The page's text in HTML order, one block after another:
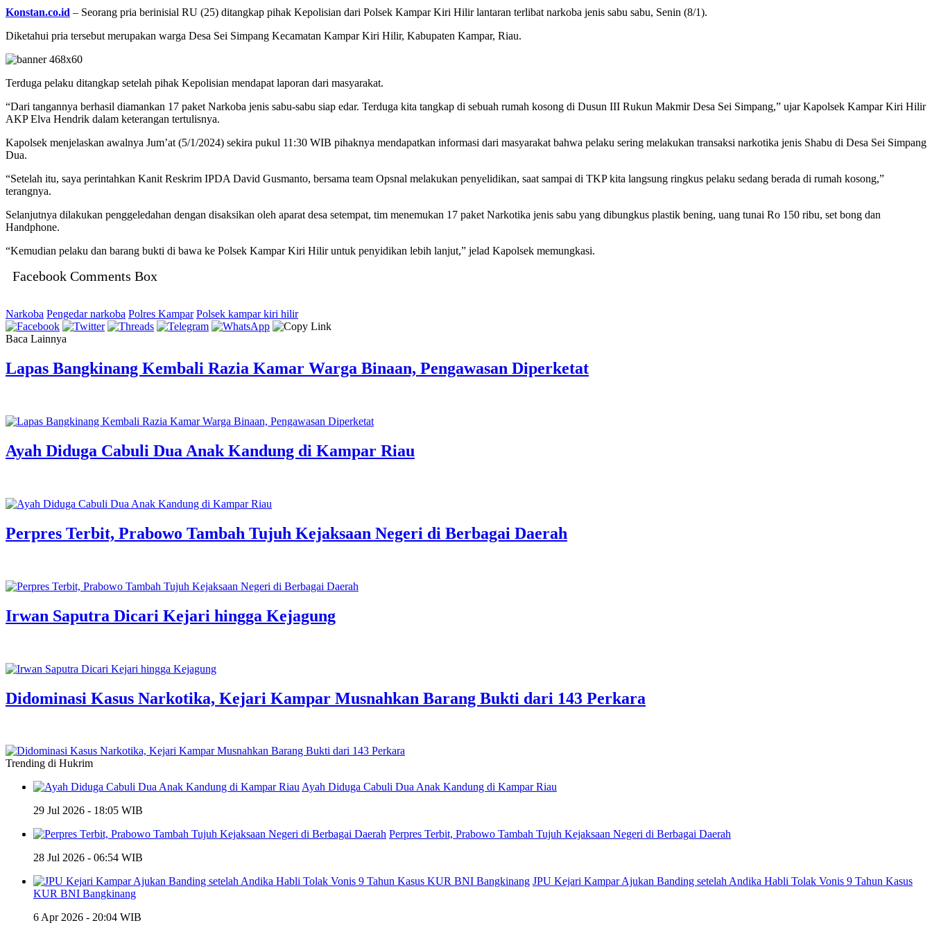
Konstan.co.id – Seorang pria berinisial RU (25) ditangkap pihak Kepolisian dari Polsek Kampar Kiri Hilir lantaran terlibat narkoba jenis sabu sabu, Senin (8/1).
Diketahui pria tersebut merupakan warga Desa Sei Simpang Kecamatan Kampar Kiri Hilir, Kabupaten Kampar, Riau.
Terduga pelaku ditangkap setelah pihak Kepolisian mendapat laporan dari masyarakat.
“Dari tangannya berhasil diamankan 17 paket Narkoba jenis sabu-sabu siap edar. Terduga kita tangkap di sebuah rumah kosong di Dusun III Rukun Makmir Desa Sei Simpang,” ujar Kapolsek Kampar Kiri Hilir
AKP Elva Hendrik dalam keterangan tertulisnya.
Kapolsek menjelaskan awalnya Jum’at (5/1/2024) sekira pukul 11:30 WIB pihaknya mendapatkan informasi dari masyarakat bahwa pelaku sering melakukan transaksi narkotika jenis Shabu di Desa Sei Simpang
Dua.
“Setelah itu, saya perintahkan Kanit Reskrim IPDA David Gusmanto, bersama team Opsnal melakukan penyelidikan, saat sampai di TKP kita langsung ringkus pelaku sedang berada di rumah kosong,”
terangnya.
Selanjutnya dilakukan penggeledahan dengan disaksikan oleh aparat desa setempat, tim menemukan 17 paket Narkotika jenis sabu yang dibungkus plastik bening, uang tunai Ro 150 ribu, set bong dan
Handphone.
“Kemudian pelaku dan barang bukti di bawa ke Polsek Kampar Kiri Hilir untuk penyidikan lebih lanjut,” jelad Kapolsek memungkasi.
Facebook Comments Box
Narkoba Pengedar narkoba Polres Kampar Polsek kampar kiri hilir
Baca Lainnya
Lapas Bangkinang Kembali Razia Kamar Warga Binaan, Pengawasan Diperketat
Ayah Diduga Cabuli Dua Anak Kandung di Kampar Riau
Perpres Terbit, Prabowo Tambah Tujuh Kejaksaan Negeri di Berbagai Daerah
Irwan Saputra Dicari Kejari hingga Kejagung
Didominasi Kasus Narkotika, Kejari Kampar Musnahkan Barang Bukti dari 143 Perkara
Trending di Hukrim
Ayah Diduga Cabuli Dua Anak Kandung di Kampar Riau
29 Jul 2026 - 18:05 WIB
Perpres Terbit, Prabowo Tambah Tujuh Kejaksaan Negeri di Berbagai Daerah
28 Jul 2026 - 06:54 WIB
JPU Kejari Kampar Ajukan Banding setelah Andika Habli Tolak Vonis 9 Tahun Kasus
KUR BNI Bangkinang
6 Apr 2026 - 20:04 WIB